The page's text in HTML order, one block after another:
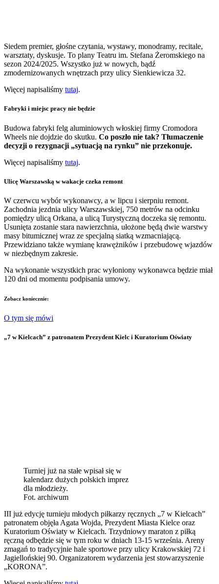
Siedem premier, głośne czytania, wystawy, monodramy, recitale,
warsztaty, dyskusje. To plany Teatru im. Stefana Żeromskiego na
sezon 2024/2025. Wszystko już w nowych, bądź
zmodernizowanych wnętrzach przy ulicy Sienkiewicza 32.
Więcej napisaliśmy tutaj.
Fabryki i miejsc pracy nie będzie
Budowa fabryki felg aluminiowych włoskiej firmy Cromodora
Wheels nie dojdzie do skutku. Co poszło nie tak? Tłumaczenie
decyzji o rezygnacji „sytuacją na rynku” nie przekonuje.
Więcej napisaliśmy tutaj.
Ulicę Warszawską w wakacje czeka remont
W czerwcu wybór wykonawcy, a w lipcu i sierpniu remont.
Zachodnia jezdnia ulicy Warszawskiej, 750 metrów na odcinku
pomiędzy ulicą Orkana, a ulicą Turystyczną doczeka się remontu.
Usunięta zostanie stara nawierzchnia, ułożone będą dwie warstwy
masy bitumicznej wraz ze specjalną siatką wzmacniającą.
Przewidziano także wymianę krawężników i przebudowę wjazdów
w niezbędnym zakresie.
Na wykonanie wszystkich prac wyłoniony wykonawca będzie miał
120 dni od momentu podpisania umowy.
Zobacz koniecznie:
O tym się mówi
„7 w Kielcach” z patronatem Prezydent Kielc i Kuratorium Oświaty
Turniej już na stałe wpisał się w
kalendarz dużych polskich imprez
dla młodzieży.
Fot. archiwum
III już edycję turnieju młodych piłkarzy ręcznych „7 w Kielcach”
patronatem objęła Agata Wojda, Prezydent Miasta Kielce oraz
Kuratorium Oświaty w Kielcach. Trzydniowy maraton z piłką
ręczną odbędzie się w tym roku w dniach 13-15 września. Areny
zmagań to tradycyjnie hale sportowe przy ulicy Krakowskiej 72 i
Jagiellońskiej 90. Organizatorem wydarzenia jest stowarzyszenie
„KORONA”.